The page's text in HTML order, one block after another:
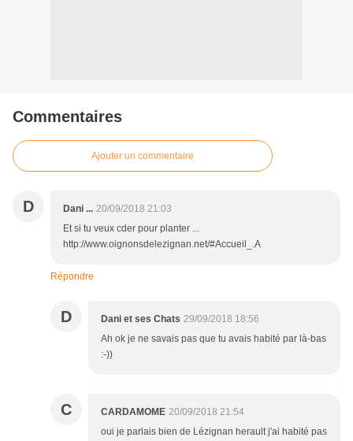
Commentaires
Ajouter un commentaire
D Dani ... 20/09/2018 21:03
Et si tu veux cder pour planter ...
http://www.oignonsdelezignan.net/#Accueil_.A
Répondre
D Dani et ses Chats 29/09/2018 18:56
Ah ok je ne savais pas que tu avais habité par là-bas
:-))
C CARDAMOME 20/09/2018 21:54
oui je parlais bien de Lézignan herault j'ai habité pas